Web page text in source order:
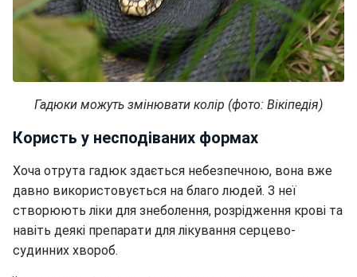
Гадюки можуть змінювати колір (фото: Вікіпедія)
Користь у несподіваних формах
Хоча отрута гадюк здається небезпечною, вона вже
давно використовується на благо людей. З неї
створюють ліки для знеболення, розрідження крові та
навіть деякі препарати для лікування серцево-
судинних хвороб.